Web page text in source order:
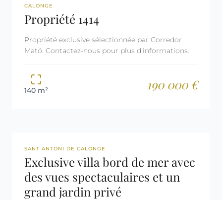
REF: 1414
CALONGE
Propriété 1414
Propriété exclusive sélectionnée par Corredor
Mató. Contactez-nous pour plus d'informations.
140 m² 190 000 €
REF: 2500
SANT ANTONI DE CALONGE
Exclusive villa bord de mer avec
des vues spectaculaires et un
grand jardin privé